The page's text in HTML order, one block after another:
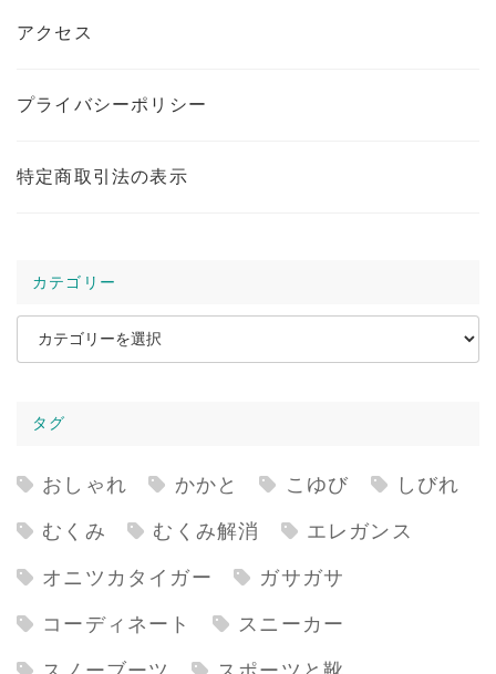
アクセス
プライバシーポリシー
特定商取引法の表示
カテゴリー
カ
リタグ
おしゃれ かかと こゆび しびれ
むくみ むくみ解消 エレガンス
オニツカタイガー ガサガサ
コーディネート スニーカー